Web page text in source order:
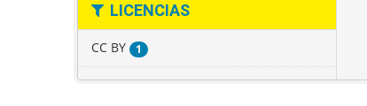
LICENCIAS
CC BY 1